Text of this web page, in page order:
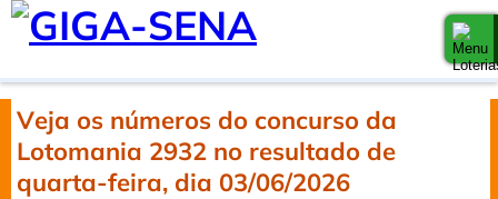
Veja os números do concurso da
Lotomania 2932 no resultado de
quarta-feira, dia 03/06/2026